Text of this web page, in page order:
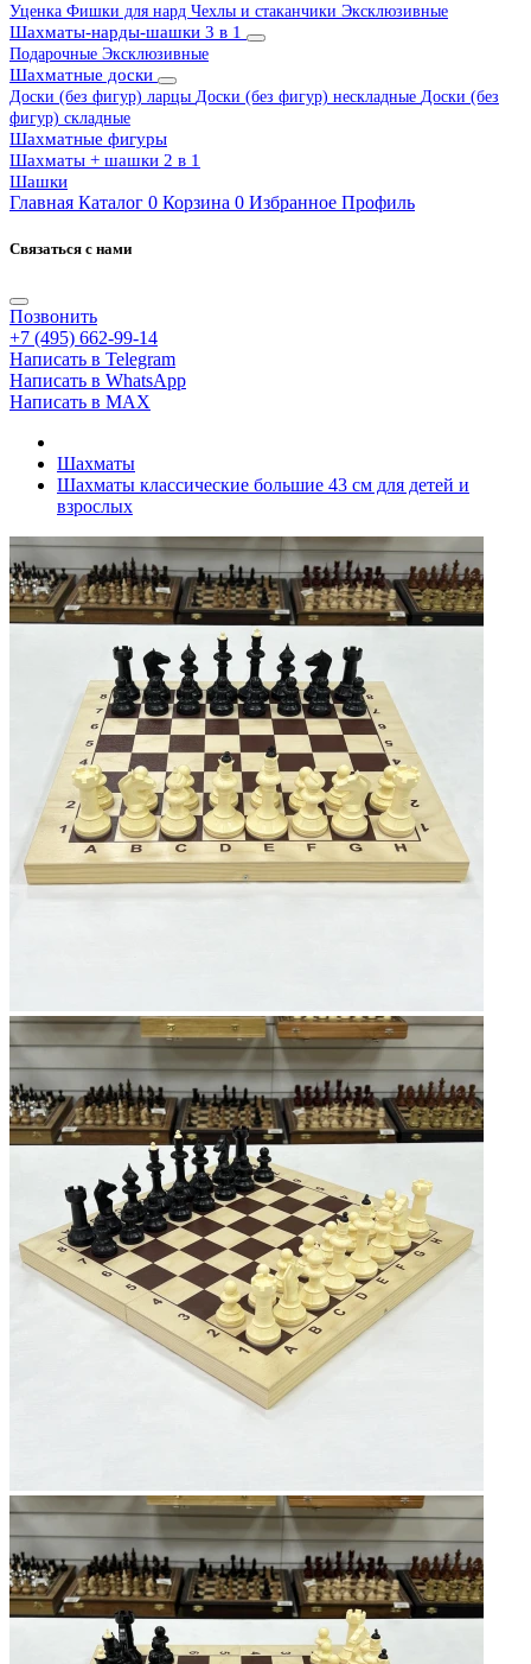
Уценка Фишки для нард Чехлы и стаканчики Эксклюзивные
Шахматы-нарды-шашки 3 в 1
Подарочные Эксклюзивные
Шахматные доски
Доски (без фигур) ларцы Доски (без фигур) нескладные Доски (без
фигур) складные
Шахматные фигуры
Шахматы + шашки 2 в 1
Шашки
Главная Каталог 0 Корзина 0 Избранное Профиль
Связаться с нами
Позвонить
+7 (495) 662-99-14
Написать в Telegram
Написать в WhatsApp
Написать в MAX
Шахматы
Шахматы классические большие 43 см для детей и
взрослых